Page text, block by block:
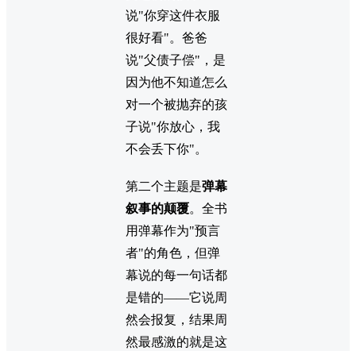
说"你穿这件衣服
很好看"。爸爸
说"父债子偿"，是
因为他不知道怎么
对一个被抛弃的孩
子说"你放心，我
不会丢下你"。
第二个主题是弹幕
叙事的颠覆。全书
用弹幕作为"预言
者"的角色，但弹
幕说的每一句话都
是错的——它说周
然会报复，结果周
然最感激的就是这